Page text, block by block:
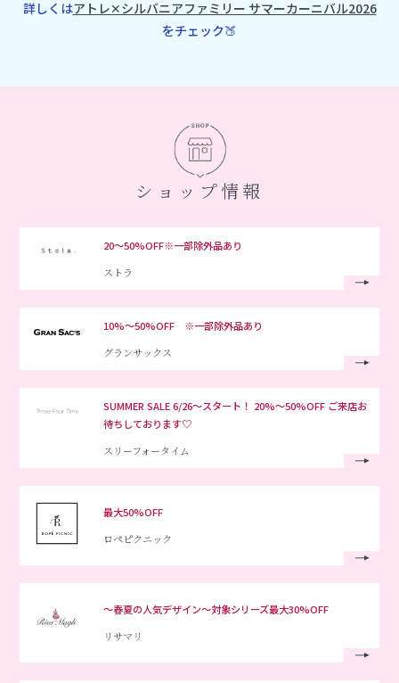
詳しくはアトレ✕シルバニアファミリー サマーカーニバル2026
をチェック🍑
ショップ情報
20〜50%OFF※一部除外品あり
ストラ
10%～50%OFF ※一部除外品あり
グランサックス
SUMMER SALE 6/26〜スタート！ 20%〜50%OFF ご来店お
待ちしております♡
スリーフォータイム
最大50%OFF
ロペピクニック
～春夏の人気デザイン～対象シリーズ最大30%OFF
リサマリ